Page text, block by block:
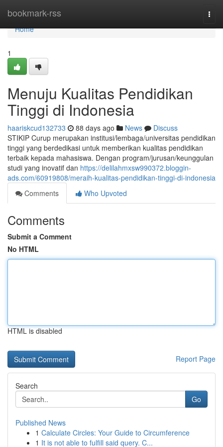
bookmark-rss
Home
Home
1
Menuju Kualitas Pendidikan
Tinggi di Indonesia
haariskcud132733 88 days ago News
Discuss
STIKIP Curup merupakan institusi/lembaga/universitas pendidikan
tinggi yang berdedikasi untuk memberikan kualitas pendidikan
terbaik kepada mahasiswa. Dengan program/jurusan/keunggulan
studi yang inovatif dan https://delilahmxsw990372.bloggin-
ads.com/60919808/meraih-kualitas-pendidikan-tinggi-di-indonesia
Comments
Who Upvoted
Comments
Submit a Comment
No HTML
HTML is disabled
Report Page
Search
Go
Published News
1 Calculate Circles: Your Guide to Circumference
1 It is not able to fulfill said query. C...